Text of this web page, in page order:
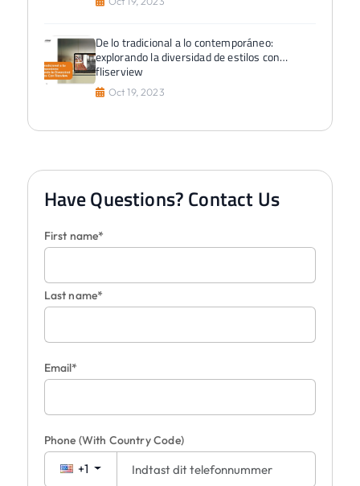
De lo tradicional a lo contemporáneo:
explorando la diversidad de estilos con
fliserview
Oct 19, 2023
Have Questions? Contact Us
First name*
Last name*
Email*
Phone (With Country Code)
+1